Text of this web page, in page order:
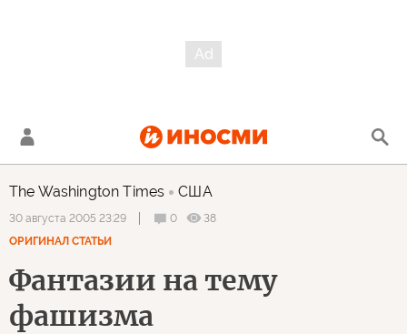
The Washington Times США
30 августа 2005 23:29 0
38
ОРИГИНАЛ СТАТЬИ
Фантазии на тему
фашизма